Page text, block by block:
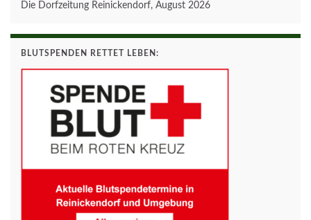
Die Dorfzeitung Reinickendorf, August 2026
BLUTSPENDEN RETTET LEBEN: